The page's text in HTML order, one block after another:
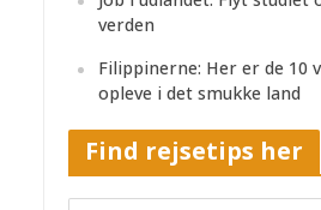
verden
Filippinerne: Her er de 10
opleve i det smukke land
Find rejsetips her